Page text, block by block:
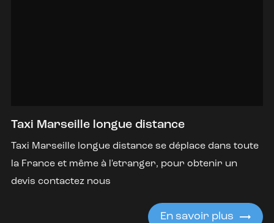
Taxi Marseille longue distance
Taxi Marseille longue distance se déplace dans toute
la France et même à l'etranger, pour obtenir un
devis contactez nous
En savoir plus